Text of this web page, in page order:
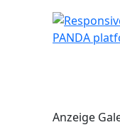
PANDA
Anzeige